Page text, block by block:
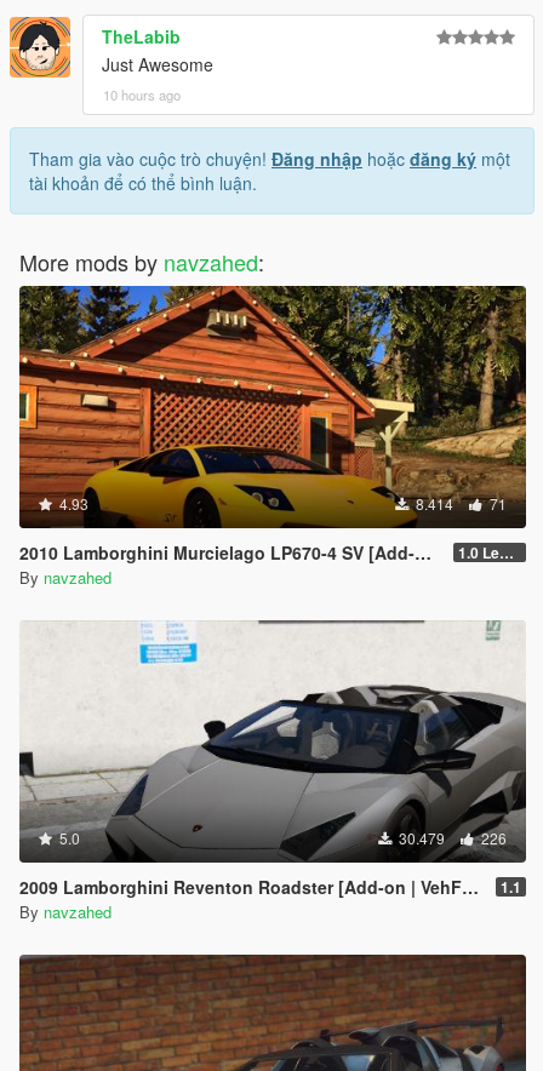
TheLabib
Just Awesome
10 hours ago
Tham gia vào cuộc trò chuyện! Đăng nhập hoặc đăng ký một
tài khoản để có thể bình luận.
More mods by navzahed:
4.93 8.414 71
2010 Lamborghini Murcielago LP670-4 SV [Add-on | Livery | Template | VehfuncsV | Enhanced] 1.0 Legacy
By navzahed
5.0 30.479 226
2009 Lamborghini Reventon Roadster [Add-on | VehFuncs V] 1.1
By navzahed